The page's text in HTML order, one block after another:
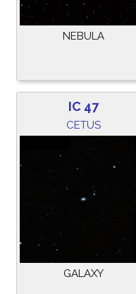
NEBULA
IC 47
CETUS
GALAXY